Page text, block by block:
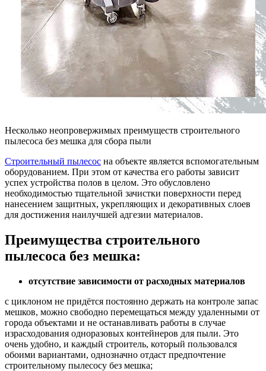
Несколько неопровержимых преимуществ строительного
пылесоса без мешка для сбора пыли
Строительный пылесос на объекте является вспомогательным
оборудованием. При этом от качества его работы зависит
успех устройства полов в целом. Это обусловлено
необходимостью тщательной зачистки поверхности перед
нанесением защитных, укрепляющих и декоративных слоев
для достижения наилучшей адгезии материалов.
Преимущества строительного
пылесоса без мешка:
отсутствие зависимости от расходных материалов
с циклоном не придётся постоянно держать на контроле запас
мешков, можно свободно перемещаться между удаленными от
города объектами и не останавливать работы в случае
израсходования одноразовых контейнеров для пыли. Это
очень удобно, и каждый строитель, который пользовался
обоими вариантами, однозначно отдаст предпочтение
строительному пылесосу без мешка;